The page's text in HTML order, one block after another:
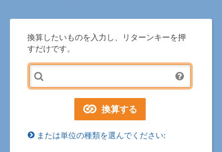
換算したいものを入力し、リターンキーを押
すだけです。
または単位の種類を選んでください: